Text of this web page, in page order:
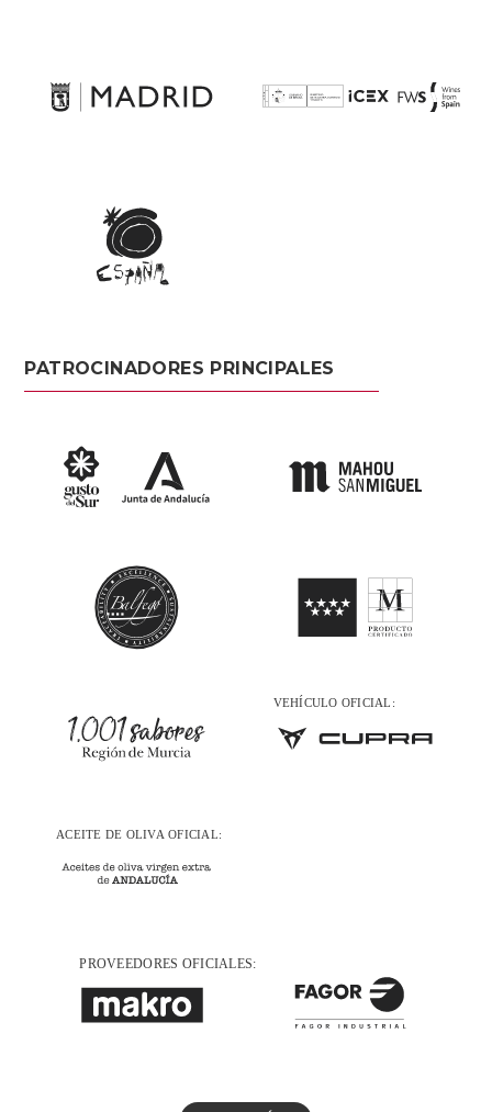
PATROCINADORES PRINCIPALES